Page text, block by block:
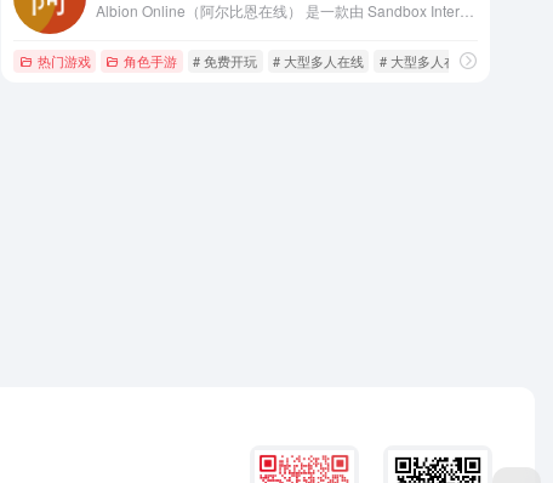
热门游戏 角色手游 # 免费开玩 # 大型多人在线 # 大型多人在线角色扮演